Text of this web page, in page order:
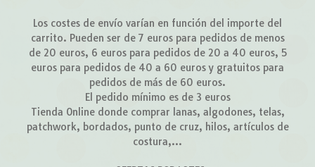
Los costes de envío varían en función del importe del
carrito. Pueden ser de 7 euros para pedidos de menos
de 20 euros, 6 euros para pedidos de 20 a 40 euros, 5
euros para pedidos de 40 a 60 euros y gratuitos para
pedidos de más de 60 euros.
El pedido mínimo es de 3 euros
Tienda Online donde comprar lanas, algodones, telas,
patchwork, bordados, punto de cruz, hilos, artículos de
costura,...